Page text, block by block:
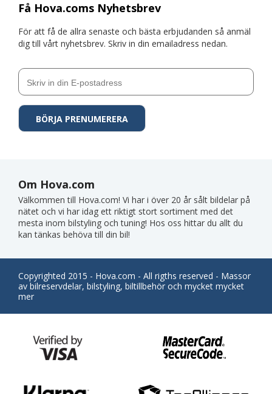
Få Hova.coms Nyhetsbrev
För att få de allra senaste och bästa erbjudanden så anmäl
dig till vårt nyhetsbrev. Skriv in din emailadress nedan.
Om Hova.com
Välkommen till Hova.com! Vi har i över 20 år sålt bildelar på
nätet och vi har idag ett riktigt stort sortiment med det
mesta inom bilstyling och tuning! Hos oss hittar du allt du
kan tänkas behöva till din bil!
Copyrighted 2015 - Hova.com - All rigths reserved - Massor
av bilreservdelar, bilstyling, biltillbehör och mycket mycket
mer